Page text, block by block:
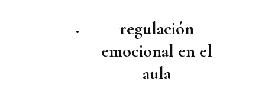
regulación
emocional en el
aula